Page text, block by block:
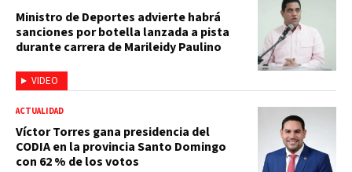
VIDEO
Ministro de Deportes advierte habrá
sanciones por botella lanzada a pista
durante carrera de Marileidy Paulino
ACTUALIDAD
Víctor Torres gana presidencia del
CODIA en la provincia Santo Domingo
con 62 % de los votos